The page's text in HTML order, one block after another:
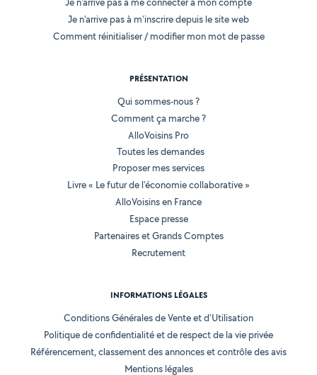
Je n'arrive pas à m'inscrire depuis le site web
Comment réinitialiser / modifier mon mot de passe
PRÉSENTATION
Qui sommes-nous ?
Comment ça marche ?
AlloVoisins Pro
Toutes les demandes
Proposer mes services
Livre « Le futur de l'économie collaborative »
AlloVoisins en France
Espace presse
Partenaires et Grands Comptes
Recrutement
INFORMATIONS LÉGALES
Conditions Générales de Vente et d'Utilisation
Politique de confidentialité et de respect de la vie privée
Référencement, classement des annonces et contrôle des avis
Mentions légales